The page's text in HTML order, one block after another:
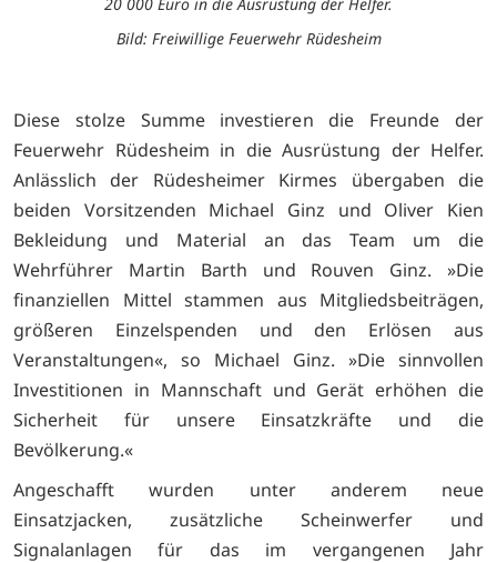
Bild: Freiwillige Feuerwehr Rüdesheim
Diese stolze Summe investieren die Freunde der
Feuerwehr Rüdesheim in die Ausrüstung der Helfer.
Anlässlich der Rüdesheimer Kirmes übergaben die
beiden Vorsitzenden Michael Ginz und Oliver Kien
Bekleidung und Material an das Team um die
Wehrführer Martin Barth und Rouven Ginz. »Die
finanziellen Mittel stammen aus Mitgliedsbeiträgen,
größeren Einzelspenden und den Erlösen aus
Veranstaltungen«, so Michael Ginz. »Die sinnvollen
Investitionen in Mannschaft und Gerät erhöhen die
Sicherheit für unsere Einsatzkräfte und die
Bevölkerung.«
Angeschafft wurden unter anderem neue
Einsatzjacken, zusätzliche Scheinwerfer und
Signalanlagen für das im vergangenen Jahr